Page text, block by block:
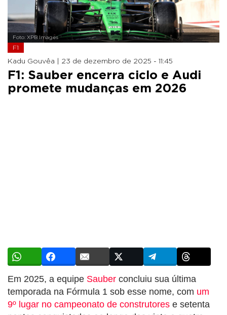
Foto: XPB Images
F1
Kadu Gouvêa | 23 de dezembro de 2025 - 11:45
F1: Sauber encerra ciclo e Audi
promete mudanças em 2026
Em 2025, a equipe Sauber concluiu sua última
temporada na Fórmula 1 sob esse nome, com um
9º lugar no campeonato de construtores e setenta